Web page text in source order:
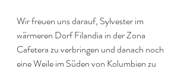
Wir freuen uns darauf, Sylvester im
wärmeren Dorf Filandia in der Zona
Cafetera zu verbringen und danach noch
eine Weile im Süden von Kolumbien zu